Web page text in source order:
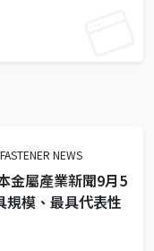
NEWS
金屬產業新聞9月5
規模、最具代表性